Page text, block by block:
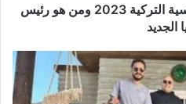
من الفائز في الانتخابات الرئاسية التركية 2023 ومن هو رئيس
الجديد